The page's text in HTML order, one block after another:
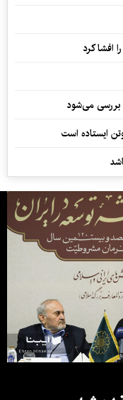
افشا کرد
بررسی می‌شود
ایستاده است